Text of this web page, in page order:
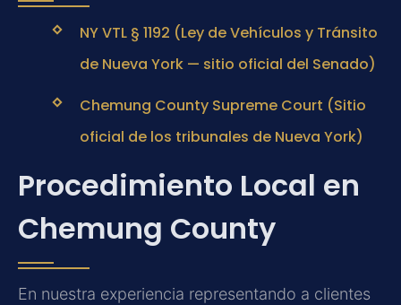
NY VTL § 1192 (Ley de Vehículos y Tránsito
de Nueva York — sitio oficial del Senado)
Chemung County Supreme Court (Sitio
oficial de los tribunales de Nueva York)
Procedimiento Local en
Chemung County
En nuestra experiencia representando a clientes